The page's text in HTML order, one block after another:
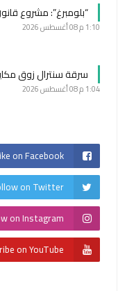
“بلومبرغ”: مشروع
1:10 م 08 أغسطس 2026
سرقة سنترال زوق
1:04 م 08 أغسطس 2026
on Facebook
on Twitter
on Instagram
on YouTube